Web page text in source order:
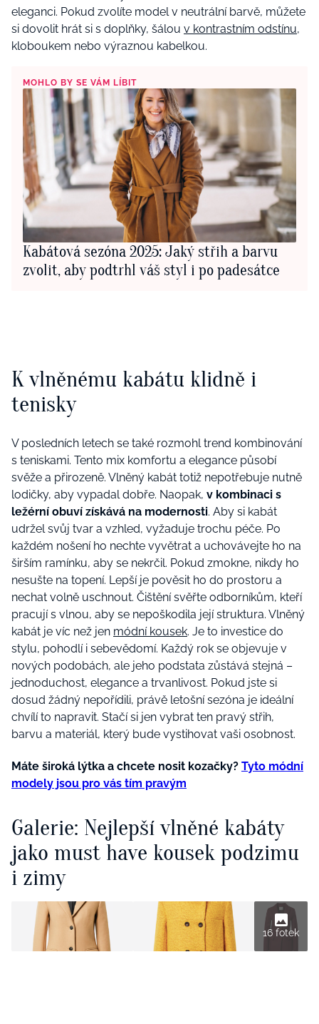
eleganci. Pokud zvolíte model v neutrální barvě, můžete
si dovolit hrát si s doplňky, šálou v kontrastním odstínu,
kloboukem nebo výraznou kabelkou.
MOHLO BY SE VÁM LÍBIT
Kabátová sezóna 2025: Jaký střih a barvu
zvolit, aby podtrhl váš styl i po padesátce
K vlněnému kabátu klidně i
tenisky
V posledních letech se také rozmohl trend kombinování
s teniskami. Tento mix komfortu a elegance působí
svěže a přirozeně. Vlněný kabát totiž nepotřebuje nutně
lodičky, aby vypadal dobře. Naopak, v kombinaci s
ležérní obuví získává na modernosti. Aby si kabát
udržel svůj tvar a vzhled, vyžaduje trochu péče. Po
každém nošení ho nechte vyvětrat a uchovávejte ho na
širším ramínku, aby se nekrčil. Pokud zmokne, nikdy ho
nesušte na topení. Lepší je pověsit ho do prostoru a
nechat volně uschnout. Čištění svěřte odborníkům, kteří
pracují s vlnou, aby se nepoškodila její struktura. Vlněný
kabát je víc než jen módní kousek. Je to investice do
stylu, pohodlí i sebevědomí. Každý rok se objevuje v
nových podobách, ale jeho podstata zůstává stejná –
jednoduchost, elegance a trvanlivost. Pokud jste si
dosud žádný nepořídili, právě letošní sezóna je ideální
chvílí to napravit. Stačí si jen vybrat ten pravý střih,
barvu a materiál, který bude vystihovat vaši osobnost.
Máte široká lýtka a chcete nosit kozačky? Tyto módní
modely jsou pro vás tím pravým
Galerie: Nejlepší vlněné kabáty
jako must have kousek podzimu
i zimy
16 fotek